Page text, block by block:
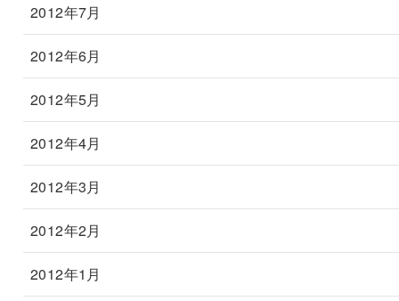
2012年7月
2012年6月
2012年5月
2012年4月
2012年3月
2012年2月
2012年1月